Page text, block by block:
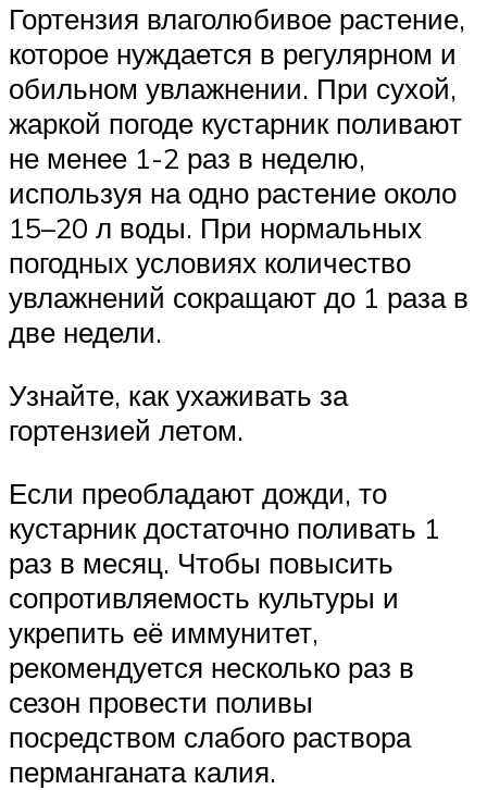
Гортензия влаголюбивое растение,
которое нуждается в регулярном и
обильном увлажнении. При сухой,
жаркой погоде кустарник поливают
не менее 1-2 раз в неделю,
используя на одно растение около
15–20 л воды. При нормальных
погодных условиях количество
увлажнений сокращают до 1 раза в
две недели.
Узнайте, как ухаживать за
гортензией летом.
Если преобладают дожди, то
кустарник достаточно поливать 1
раз в месяц. Чтобы повысить
сопротивляемость культуры и
укрепить её иммунитет,
рекомендуется несколько раз в
сезон провести поливы
посредством слабого раствора
перманганата калия.